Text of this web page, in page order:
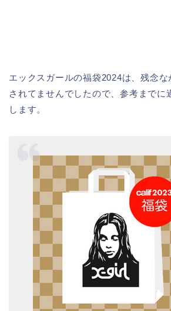
エックスガールの福袋2024は、残念
されてませんでしたので、参考までに
します。